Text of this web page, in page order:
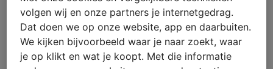
volgen wij en onze partners je internetgedrag.
Dat doen we op onze website, app en daarbuiten.
We kijken bijvoorbeeld waar je naar zoekt, waar
je op klikt en wat je koopt. Met die informatie